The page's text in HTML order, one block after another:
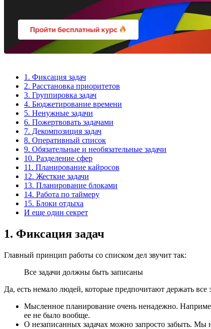
1. Фиксация задач
2. Расстановка приоритетов
3. Группировка задач
4. Бюджетирование времени
5. Ненужные задачи
6. Пожертвовать задачами
7. Декомпозиция задач
8. Оперативный список
9. Обязательные и необязательные задачи
10. Разделение сфер
11. Планирование кайросов
12. Жесткие задачи
13. Планирование блоками
14. Работа по таймеру
15. Блоки отдыха
И еще один секрет
1. Фиксация задач
Главный принцип работы со списком дел звучит так:
Все задачи должны быть записаны
Да, есть немало людей, которые предпочитают держать
Мысленное планирование очень ненадежно.
ее не было вообще.
О незаписанных задачах можно запросто забыть.